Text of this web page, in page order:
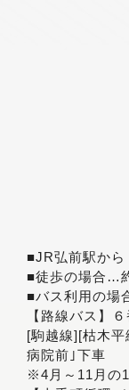
■JR弘前駅から
■徒歩の場合…
■バス利用の場
【路線バス】
[駒越線][枯木
病院前｣下車
※4月～11月の